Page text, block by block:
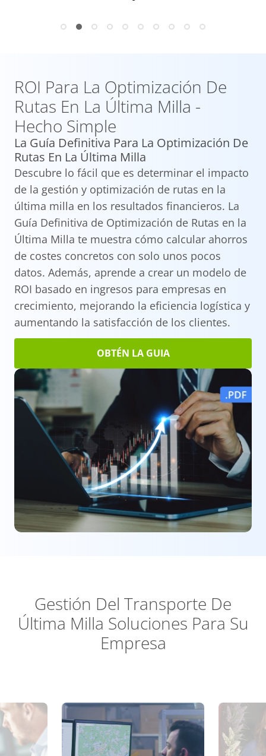
ROI Para La Optimización De
Rutas En La Última Milla -
Hecho Simple
La Guía Definitiva Para La Optimización De
Rutas En La Última Milla
Descubre lo fácil que es determinar el impacto
de la gestión y optimización de rutas en la
última milla en los resultados financieros. La
Guía Definitiva de Optimización de Rutas en la
Última Milla te muestra cómo calcular ahorros
de costes concretos con solo unos pocos
datos. Además, aprende a crear un modelo de
ROI basado en ingresos para empresas en
crecimiento, mejorando la eficiencia logística y
aumentando la satisfacción de los clientes.
OBTÉN LA GUIA
Gestión Del Transporte De
Última Milla Soluciones Para Su
Empresa